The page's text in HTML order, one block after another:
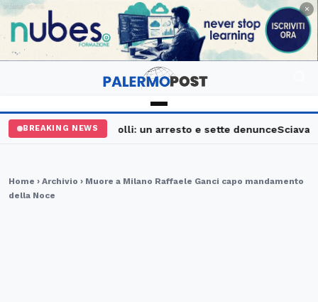
PUBBLICITÀ ×
BREAKING NEWS
maxi controlli: un arresto e sette denunceSciavata
Home › Archivio › Muore a Milano Raffaele Ganci capo mandamento
della Noce